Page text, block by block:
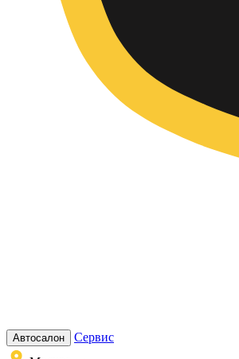
Автосалон
Сервис